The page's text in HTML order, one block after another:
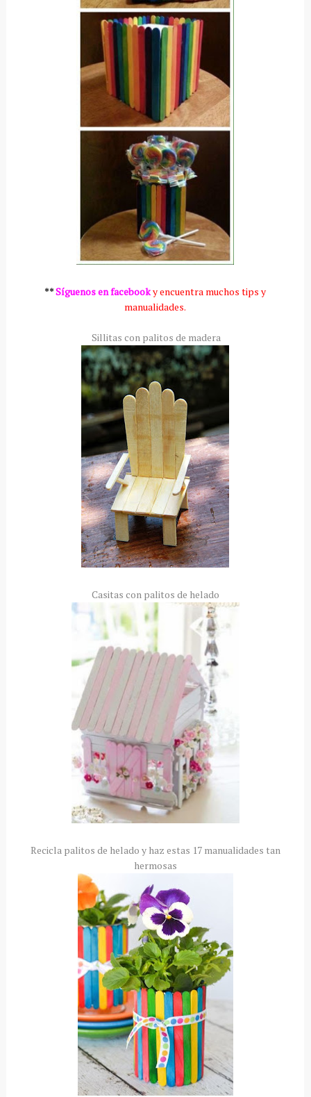
**Síguenos en facebooky encuentra muchos tips y
manualidades.
Sillitas con palitos de madera
Casitas con palitos de helado
Recicla palitos de helado y haz estas 17 manualidades tan
hermosas